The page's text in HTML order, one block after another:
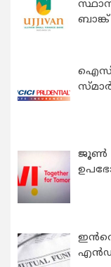
ബാങ്ക്
ജൂൺ